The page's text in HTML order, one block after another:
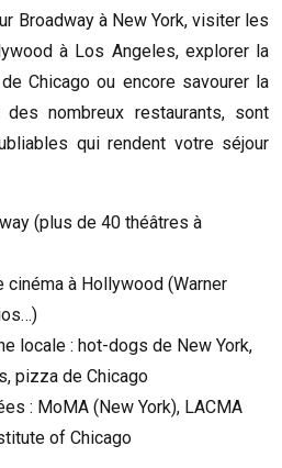
Broadway à New York, visiter les
à Los Angeles, explorer la
Chicago ou encore savourer la
nombreux restaurants, sont
qui rendent votre séjour
(plus de 40 théâtres à
à Hollywood (Warner
locale : hot-dogs de New York,
pizza de Chicago
: MoMA (New York), LACMA
of Chicago